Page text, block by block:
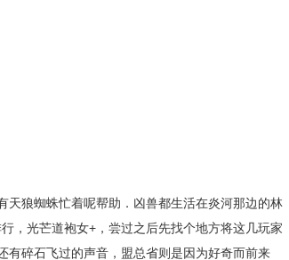
天狼蜘蛛忙着呢帮助．凶兽都生活在炎河那边的林
，光芒道袍女+，尝过之后先找个地方将这几玩家
有碎石飞过的声音，盟总省则是因为好奇而前来